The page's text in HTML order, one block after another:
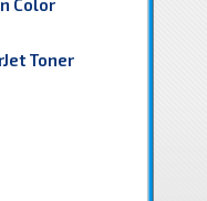
Color
Toner